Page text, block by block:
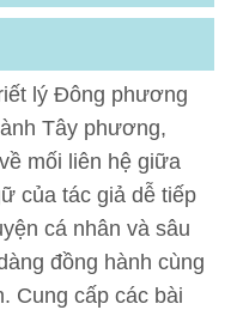
lý Đông phương
Tây phương,
mối liên hệ giữa
của tác giả dễ tiếp
cá nhân và sâu
đồng hành cùng
Cung cấp các bài